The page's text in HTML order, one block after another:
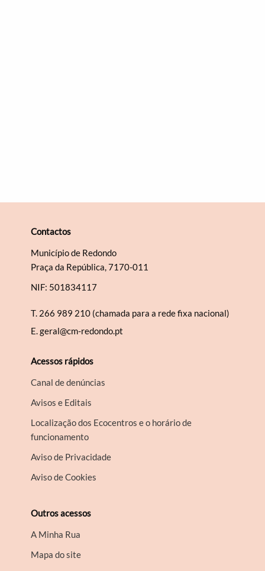
Contactos
Município de Redondo
Praça da República, 7170-011
NIF: 501834117
T. 266 989 210 (chamada para a rede fixa nacional)
E.geral@cm-redondo.pt
Acessos rápidos
Canal de denúncias
Avisos e Editais
Localização dos Ecocentros e o horário de
funcionamento
Aviso de Privacidade
Aviso de Cookies
Outros acessos
A Minha Rua
Mapa do site